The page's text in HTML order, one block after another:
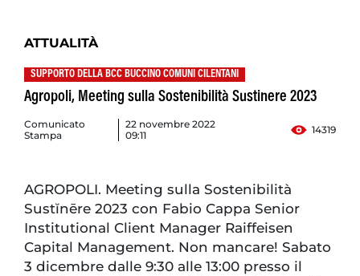
ATTUALITÀ
SUPPORTO DELLA BCC BUCCINO COMUNI CILENTANI
Agropoli, Meeting sulla Sostenibilità Sustinere 2023
Comunicato
Stampa
22 novembre 2022
09:11
14319
AGROPOLI. Meeting sulla Sostenibilità
Sustĭnēre 2023 con Fabio Cappa Senior
Institutional Client Manager Raiffeisen
Capital Management. Non mancare! Sabato
3 dicembre dalle 9:30 alle 13:00 presso il